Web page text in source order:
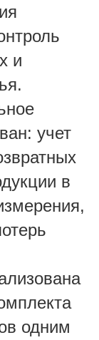
и
учет
в
одним